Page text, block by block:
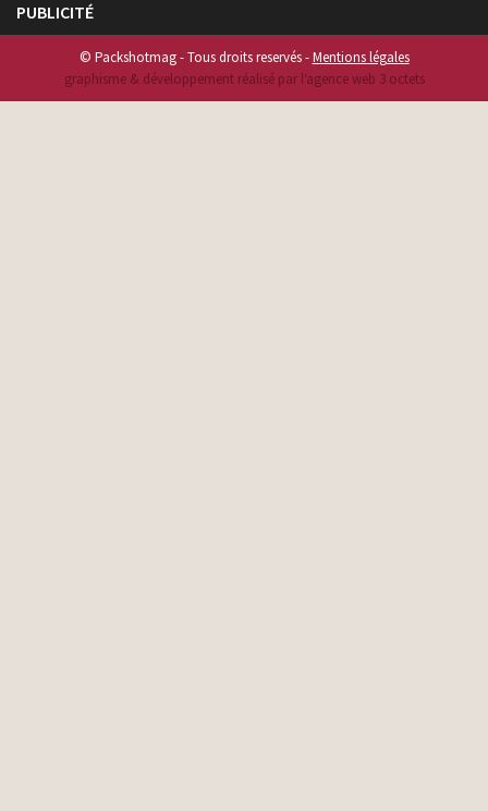
PUBLICITÉ
© Packshotmag - Tous droits reservés -Mentions légales
graphisme & développement réalisé par l‘agence web 3 octets